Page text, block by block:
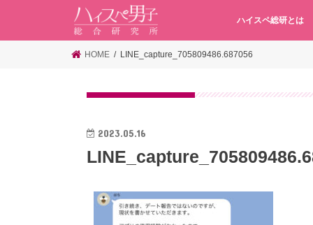
ハイスペ総研とは
HOME LINE_capture_705809486.687056
2023.05.16